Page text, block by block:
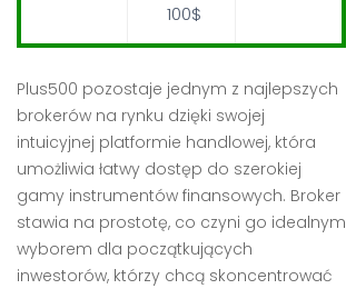
100$
Plus500 pozostaje jednym z najlepszych
brokerów na rynku dzięki swojej
intuicyjnej platformie handlowej, która
umożliwia łatwy dostęp do szerokiej
gamy instrumentów finansowych. Broker
stawia na prostotę, co czyni go idealnym
wyborem dla początkujących
inwestorów, którzy chcą skoncentrować